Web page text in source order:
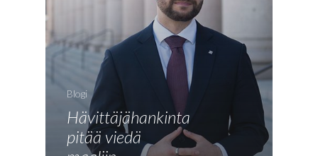
Blogi
Hävittäjähankinta
pitää viedä
Etusivu
Joonas
Vaalit